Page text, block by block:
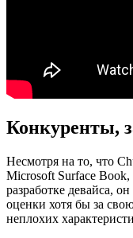
Конкуренты,
Несмотря на то, что
Microsoft Surface Book,
разработке девайса,
оценки хотя бы за
неплохих